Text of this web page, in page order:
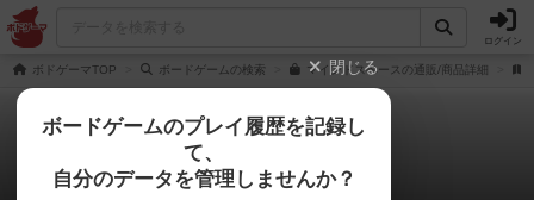
ログイン
ボドゲーマTOP ボードゲームの検索 マインドスペースの通販/商品詳細
マインドスペース
0件の動画
閉じる
ボードゲームのプレイ履歴を記録し
て、
自分のデータを管理しませんか？